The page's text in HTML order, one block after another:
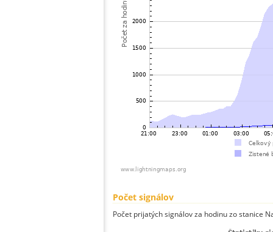
Počet signálov
Počet prijatých signálov za hodinu zo stanice